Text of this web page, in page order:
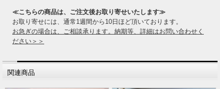
≪こちらの商品は、ご注文後お取り寄せいたします≫
お取り寄せには、通常1週間から10日ほど頂いております。
お急ぎの場合は、ご相談承ります。納期等、詳細はお問い合わせく
ださい＞＞
関連商品